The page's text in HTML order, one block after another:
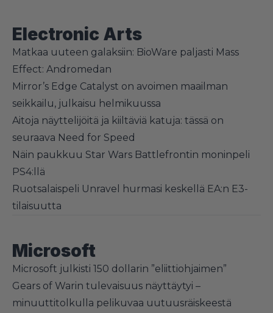
Electronic Arts
Matkaa uuteen galaksiin: BioWare paljasti Mass
Effect: Andromedan
Mirror’s Edge Catalyst on avoimen maailman
seikkailu, julkaisu helmikuussa
Aitoja näyttelijöitä ja kiiltäviä katuja: tässä on
seuraava Need for Speed
Näin paukkuu Star Wars Battlefrontin moninpeli
PS4:llä
Ruotsalaispeli Unravel hurmasi keskellä EA:n E3-
tilaisuutta
Microsoft
Microsoft julkisti 150 dollarin ”eliittiohjaimen”
Gears of Warin tulevaisuus näyttäytyi –
minuuttitolkulla pelikuvaa uutuusräiskeestä